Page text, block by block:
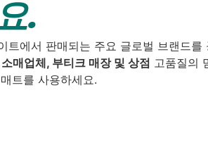
.
트에서 판매되는 주요 글로벌 브랜드를
매업체, 부티크 매장 및 상점 고품질의
트를 사용하세요.